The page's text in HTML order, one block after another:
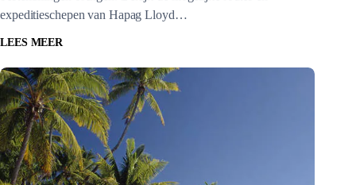
expeditieschepen van Hapag Lloyd…
LEES MEER